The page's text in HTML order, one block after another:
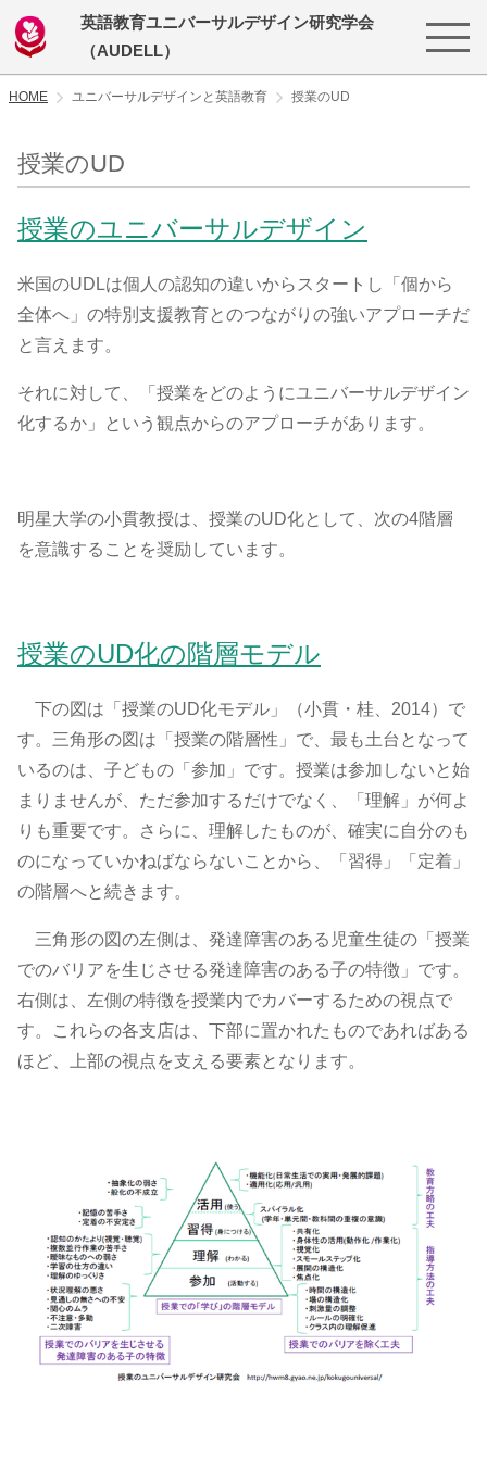
英語教育ユニバーサルデザイン研究学会
（AUDELL）
HOME ユニバーサルデザインと英語教育 授業のUD
授業のUD
授業のユニバーサルデザイン
米国のUDLは個人の認知の違いからスタートし「個から
全体へ」の特別支援教育とのつながりの強いアプローチだ
と言えます。
それに対して、「授業をどのようにユニバーサルデザイン
化するか」という観点からのアプローチがあります。
明星大学の小貫教授は、授業のUD化として、次の4階層
を意識することを奨励しています。
授業のUD化の階層モデル
下の図は「授業のUD化モデル」（小貫・桂、2014）で
す。三角形の図は「授業の階層性」で、最も土台となって
いるのは、子どもの「参加」です。授業は参加しないと始
まりませんが、ただ参加するだけでなく、「理解」が何よ
りも重要です。さらに、理解したものが、確実に自分のも
のになっていかねばならないことから、「習得」「定着」
の階層へと続きます。
三角形の図の左側は、発達障害のある児童生徒の「授業
でのバリアを生じさせる発達障害のある子の特徴」です。
右側は、左側の特徴を授業内でカバーするための視点で
す。これらの各支店は、下部に置かれたものであればある
ほど、上部の視点を支える要素となります。